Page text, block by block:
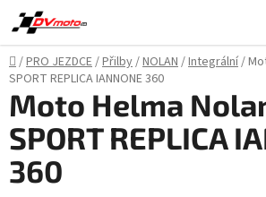
Přejít
na
obsah
Domů
/PRO JEZDCE/Přilby/NOLAN/Integrální/
SPORT REPLICA IANNONE 360
Moto Helma
SPORT REPLICA
360